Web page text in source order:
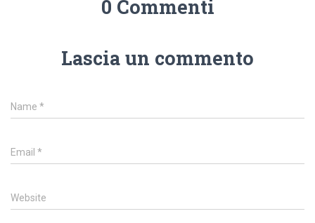
0 Commenti
Lascia un commento
Name *
Email *
Website